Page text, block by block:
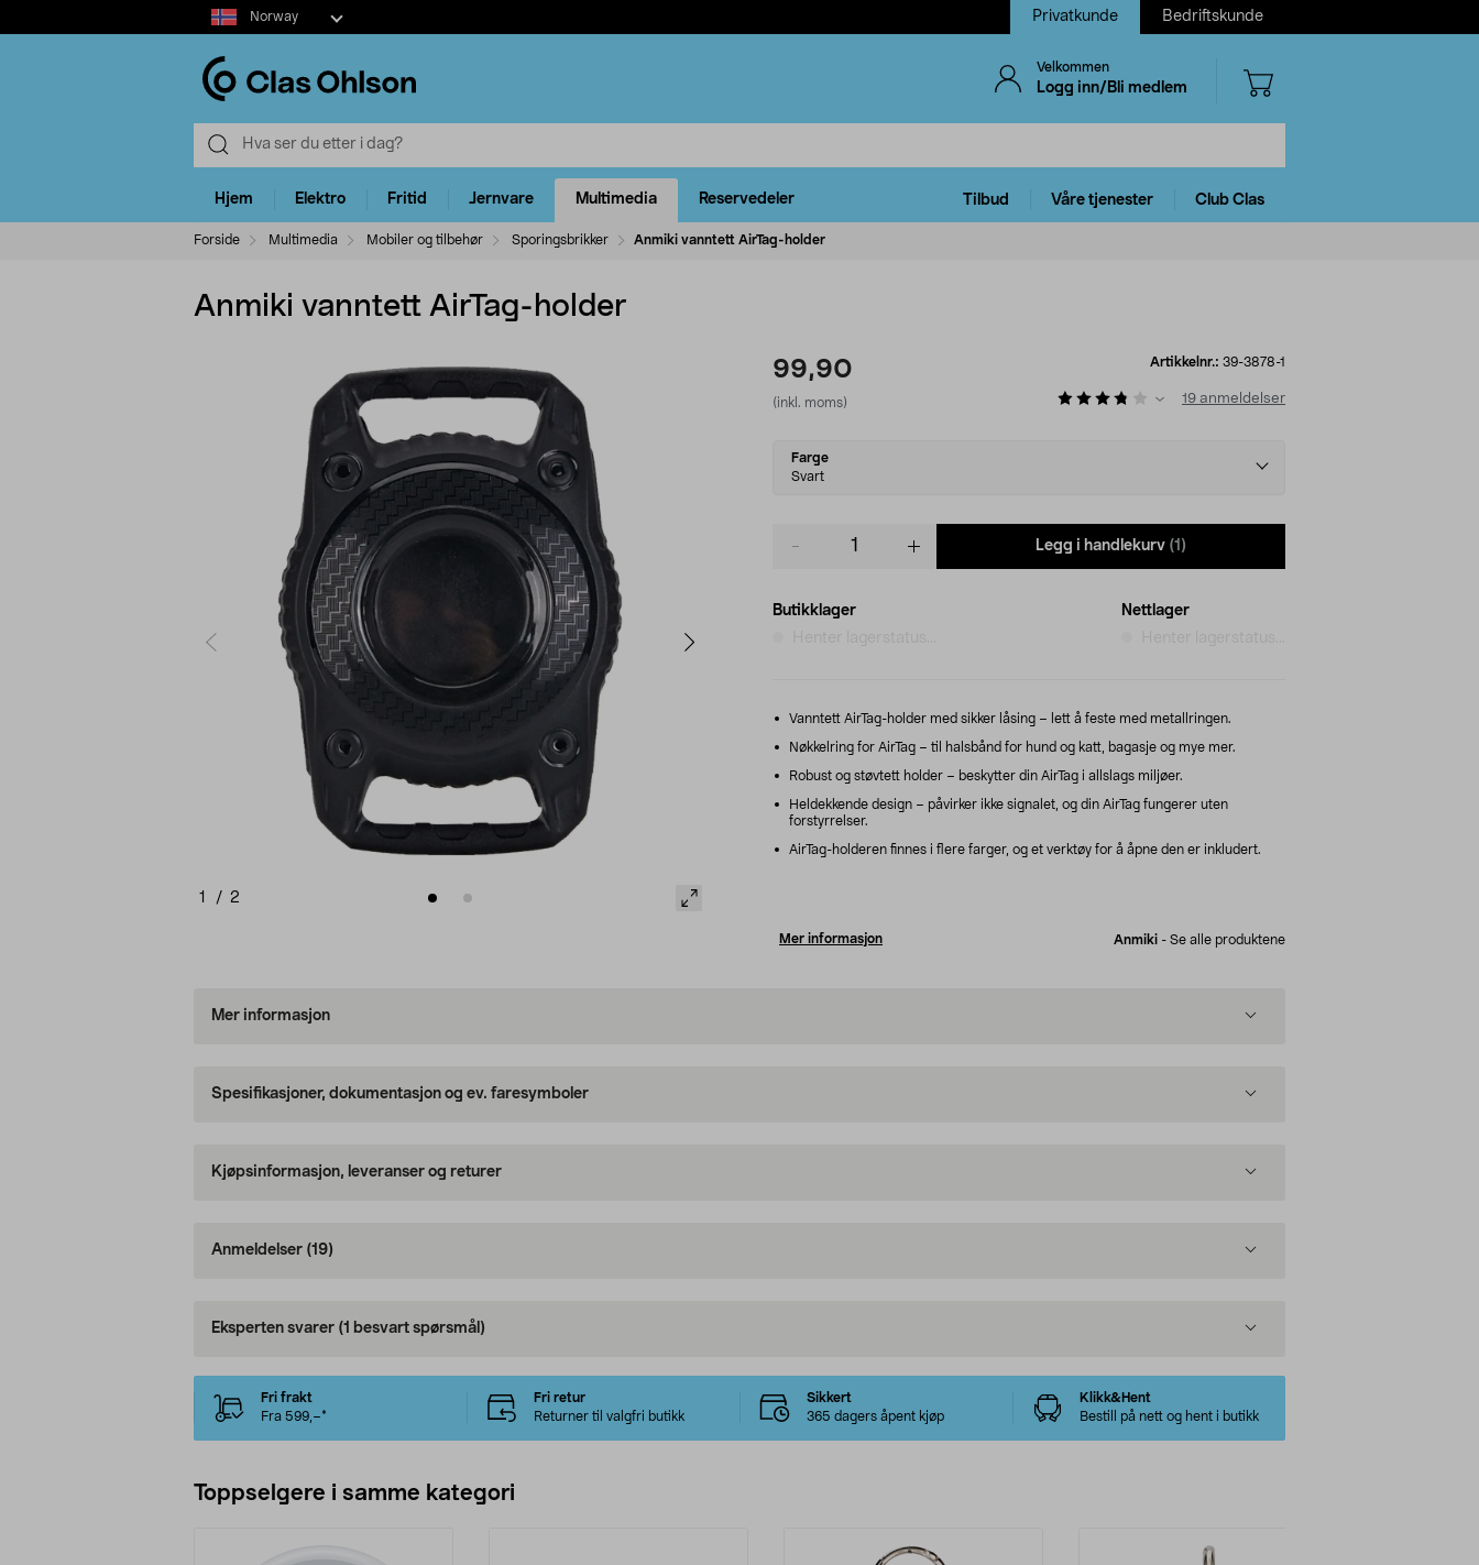
Select
market
Norway Privatkunde Bedriftskunde
Velkommen
Logg inn/Bli medlem
Hjem Elektro Fritid Jernvare Multimedia Reservedeler Tilbud Våre tjenester Club Clas
Forside Multimedia Mobiler og tilbehør Sporingsbrikker Anmiki vanntett AirTag-holder
Anmiki vanntett AirTag-holder
1 / 2
99,90
(inkl. moms)
Artikkelnr.: 39-3878-1
19 anmeldelser
Select
variant
Farge
Svart
Legg i handlekurv (1)
Butikklager
Nettlager
Vanntett AirTag-holder med sikker låsing – lett å feste med metallringen.
Nøkkelring for AirTag – til halsbånd for hund og katt, bagasje og mye mer.
Robust og støvtett holder – beskytter din AirTag i allslags miljøer.
Heldekkende design – påvirker ikke signalet, og din AirTag fungerer uten
forstyrrelser.
AirTag-holderen finnes i flere farger, og et verktøy for å åpne den er inkludert.
Mer informasjon Anmiki - Se alle produktene
Mer informasjon
Spesifikasjoner, dokumentasjon og ev. faresymboler
Kjøpsinformasjon, leveranser og returer
Anmeldelser (19)
Eksperten svarer (1 besvart spørsmål)
Fri frakt
Fra 599,–*
Fri retur
Returner til valgfri butikk
Sikkert
365 dagers åpent kjøp
Klikk&Hent
Bestill på nett og hent i butikk
Toppselgere i samme kategori